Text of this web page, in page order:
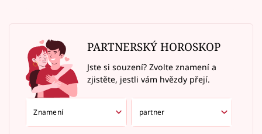
PARTNERSKÝ HOROSKOP
Jste si souzení? Zvolte znamení a
zjistěte, jestli vám hvězdy přejí.